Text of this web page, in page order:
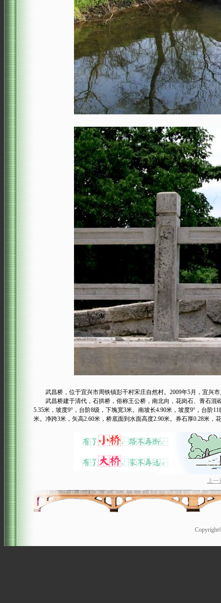
武昌桥，位于宜兴市周铁镇彭干村宋庄自然村。2009年5月，宜兴
武昌桥建于清代，石拱桥，俗称王公桥，南北向，花岗石、青石混砌
5.35米，坡度9°，台阶8级，下堍宽3米。南坡长4.90米，坡度9°，台阶
米。净跨3米，矢高2.60米，桥底面到水面高度2.90米。券石厚0.28米，
上一